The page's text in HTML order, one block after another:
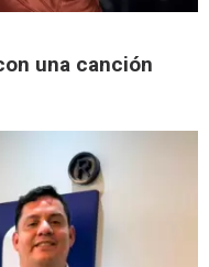
una canción